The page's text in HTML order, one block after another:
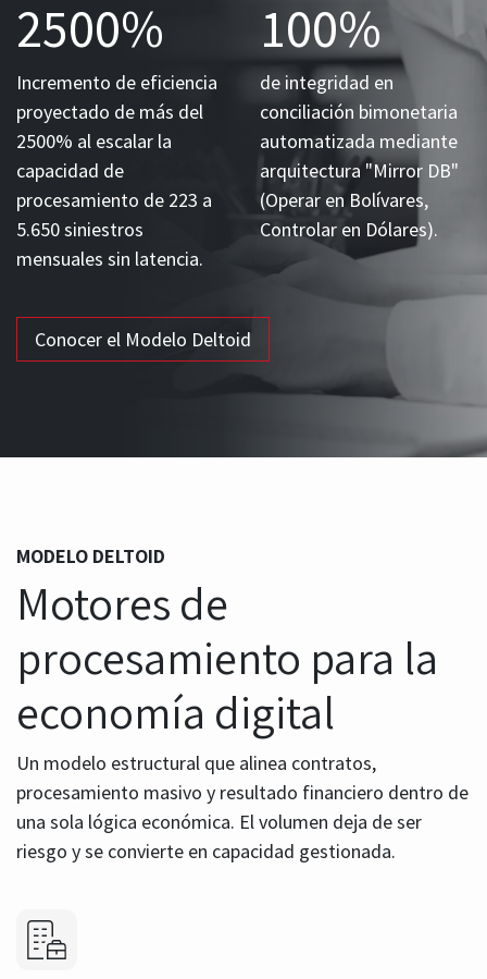
2500%
Incremento de eficiencia
proyectado de más del
2500% al escalar la
capacidad de
procesamiento de 223 a
5.650 siniestros
mensuales sin latencia.
100%
de integridad en
conciliación bimonetaria
automatizada mediante
arquitectura "Mirror DB"
(Operar en Bolívares,
Controlar en Dólares).
Conocer el Modelo Deltoid
MODELO DELTOID
Motores de
procesamiento para la
economía digital
Un modelo estructural que alinea contratos,
procesamiento masivo y resultado financiero dentro de
una sola lógica económica. El volumen deja de ser
riesgo y se convierte en capacidad gestionada.